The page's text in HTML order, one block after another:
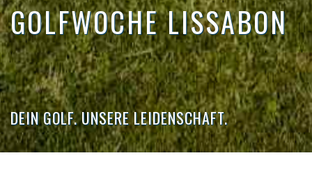
GOLFWOCHE LISSABON
DEIN GOLF. UNSERE LEIDENSCHAFT.